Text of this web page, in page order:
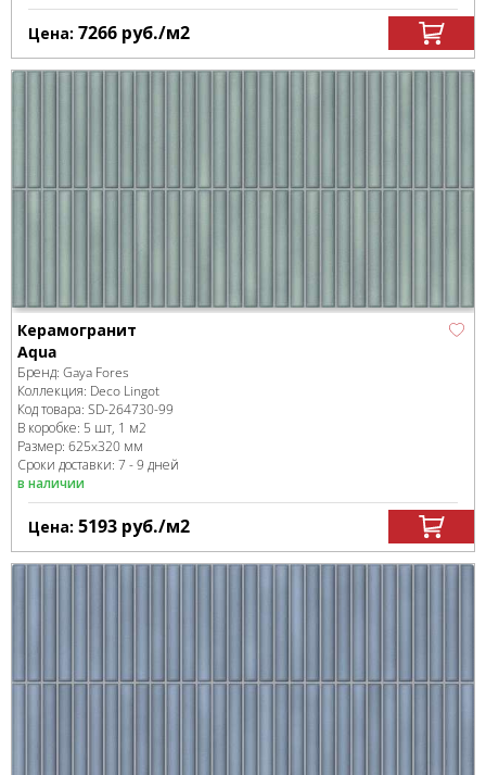
Цена: 7266 руб./м2
Керамогранит
Aqua
Бренд: Gaya Fores
Коллекция: Deco Lingot
Код товара: SD-264730-99
В коробке: 5 шт, 1 м2
Размер: 625x320 мм
Сроки доставки: 7 - 9 дней
в наличии
Цена: 5193 руб./м2